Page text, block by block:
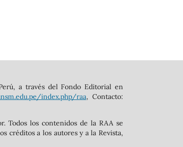
a través del Fondo Editorial en
index.php/raa, Contacto:
Todos los contenidos de la RAA se
créditos a los autores y a la Revista,